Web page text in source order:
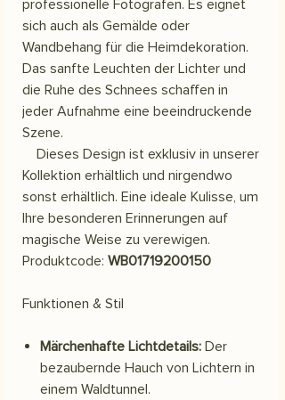
professionelle Fotografen. Es eignet
sich auch als Gemälde oder
Wandbehang für die Heimdekoration.
Das sanfte Leuchten der Lichter und
die Ruhe des Schnees schaffen in
jeder Aufnahme eine beeindruckende
Szene.
Dieses Design ist exklusiv in unserer
Kollektion erhältlich und nirgendwo
sonst erhältlich. Eine ideale Kulisse, um
Ihre besonderen Erinnerungen auf
magische Weise zu verewigen.
Produktcode: WB01719200150
Funktionen & Stil
Märchenhafte Lichtdetails: Der
bezaubernde Hauch von Lichtern in
einem Waldtunnel.